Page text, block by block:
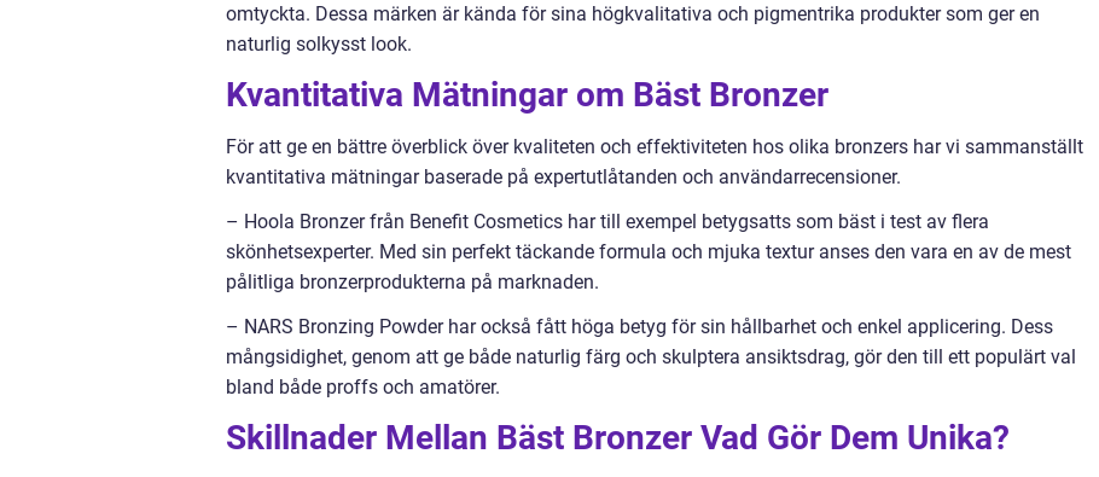
omtyckta. Dessa märken är kända för sina högkvalitativa och pigmentrika produkter som ger en
naturlig solkysst look.
Kvantitativa Mätningar om Bäst Bronzer
För att ge en bättre överblick över kvaliteten och effektiviteten hos olika bronzers har vi sammanställt
kvantitativa mätningar baserade på expertutlåtanden och användarrecensioner.
– Hoola Bronzer från Benefit Cosmetics har till exempel betygsatts som bäst i test av flera
skönhetsexperter. Med sin perfekt täckande formula och mjuka textur anses den vara en av de mest
pålitliga bronzerprodukterna på marknaden.
– NARS Bronzing Powder har också fått höga betyg för sin hållbarhet och enkel applicering. Dess
mångsidighet, genom att ge både naturlig färg och skulptera ansiktsdrag, gör den till ett populärt val
bland både proffs och amatörer.
Skillnader Mellan Bäst Bronzer Vad Gör Dem Unika?